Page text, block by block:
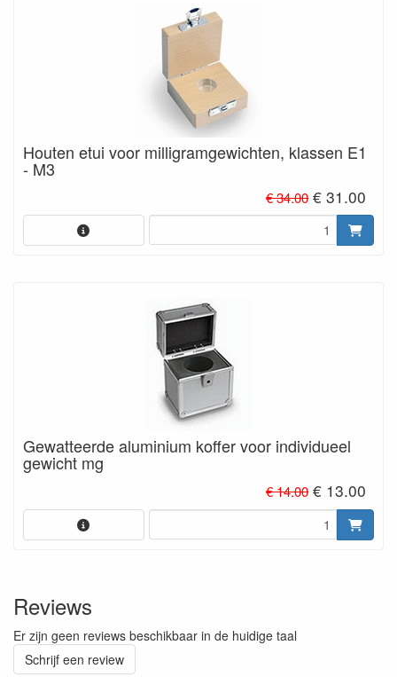
Houten etui voor milligramgewichten, klassen E1
- M3
€ 34.00€ 31.00
Gewatteerde aluminium koffer voor individueel
gewicht mg
€ 14.00€ 13.00
Reviews
Er zijn geen reviews beschikbaar in de huidige taal
Schrijf een review